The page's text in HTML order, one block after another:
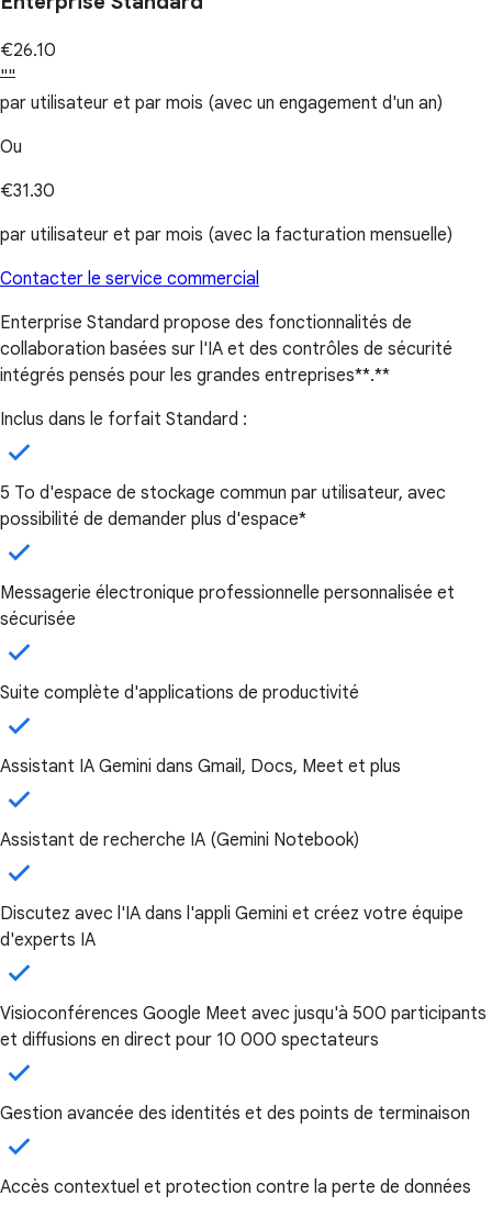
€26.10
""
par utilisateur et par mois (avec un engagement d'un an)
Ou
€31.30
par utilisateur et par mois (avec la facturation mensuelle)
Contacter le service commercial
Enterprise Standard propose des fonctionnalités de
collaboration basées sur l'IA et des contrôles de sécurité
intégrés pensés pour les grandes entreprises**.**
Inclus dans le forfait Standard :
5 To d'espace de stockage commun par utilisateur, avec
possibilité de demander plus d'espace*
Messagerie électronique professionnelle personnalisée et
sécurisée
Suite complète d'applications de productivité
Assistant IA Gemini dans Gmail, Docs, Meet et plus
Assistant de recherche IA (Gemini Notebook)
Discutez avec l'IA dans l'appli Gemini et créez votre équipe
d'experts IA
Visioconférences Google Meet avec jusqu'à 500 participants
et diffusions en direct pour 10 000 spectateurs
Gestion avancée des identités et des points de terminaison
Accès contextuel et protection contre la perte de données